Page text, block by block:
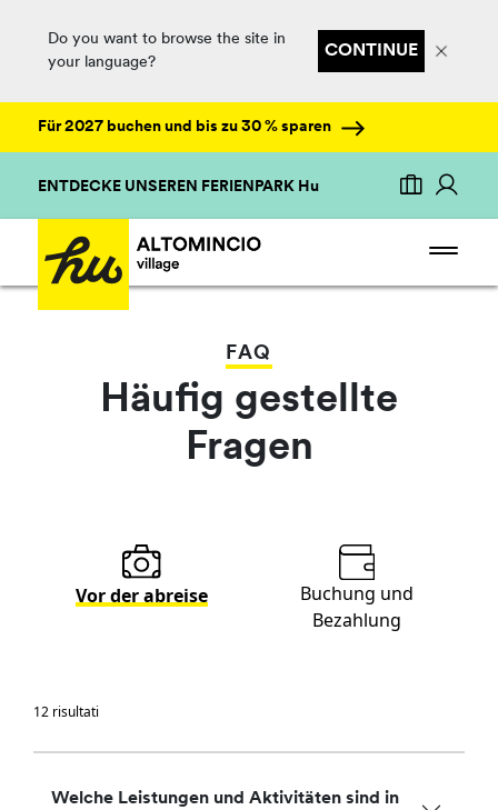
Do you want to browse the site in
your language?
CONTINUE
Für 2027 buchen und bis zu 30 % sparen
ENTDECKE UNSEREN FERIENPARK Hu
FAQ
Häufig gestellte
Fragen
Vor der abreise
Buchung und
Bezahlung
12 risultati
Welche Leistungen und Aktivitäten sind in